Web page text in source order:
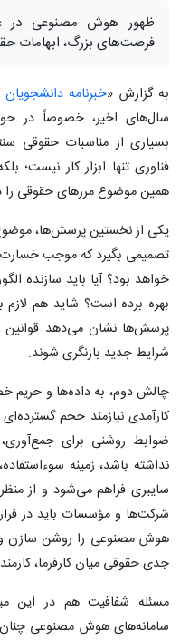
ظهور هوش مصنوعی در
فرصت‌های بزرگ، ابهامات
به گزارش «خبرنامه دانشجویان
سال‌های اخیر، خصوصاً در
بسیاری از مناسبات حقوقی
فناوری تنها ابزار کار
همین موضوع مرزهای حقوقی
یکی از نخستین پرسش‌ها،
تصمیمی بگیرد که موجب خسارت
خواهد بود؟ آیا باید سازنده
بهره برده است؟ شاید هم لازم
پرسش‌ها نشان می‌دهد قوانین
شرایط جدید بازنگری شوند.
چالش دوم، به داده‌ها و
کارآمدی نیازمند حجم
ضوابط روشنی برای جمع‌آوری،
نداشته باشد، زمینه
سایبری فراهم می‌شود و از
شرکت‌ها و مؤسسات باید در
هوش مصنوعی را روشن سازن و
جدی حقوقی میان کارفرما،
مسئله شفافیت هم در این
سامانه‌های هوش مصنوعی چنان